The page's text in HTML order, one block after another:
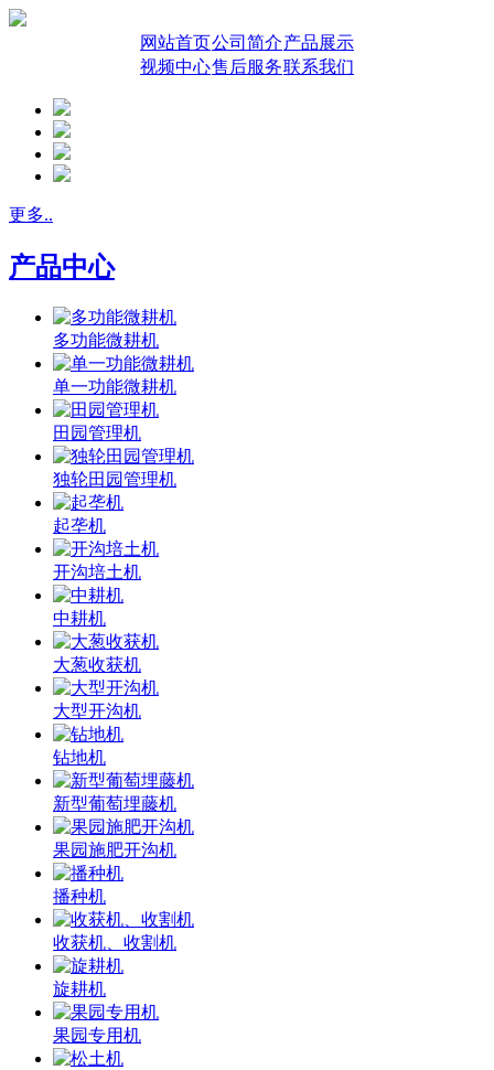
网站首页公司简介产品展示
视频中心售后服务联系我们
更多..
产品中心
多功能微耕机
单一功能微耕机
田园管理机
独轮田园管理机
起垄机
开沟培土机
中耕机
大葱收获机
大型开沟机
钻地机
新型葡萄埋藤机
果园施肥开沟机
播种机
收获机、收割机
旋耕机
果园专用机